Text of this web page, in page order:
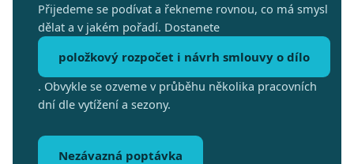
Přijedeme se podívat a řekneme rovnou, co má smysl
dělat a v jakém pořadí. Dostanete
položkový rozpočet i návrh smlouvy o dílo
. Obvykle se ozveme v průběhu několika pracovních
dní dle vytížení a sezony.
Nezávazná poptávka